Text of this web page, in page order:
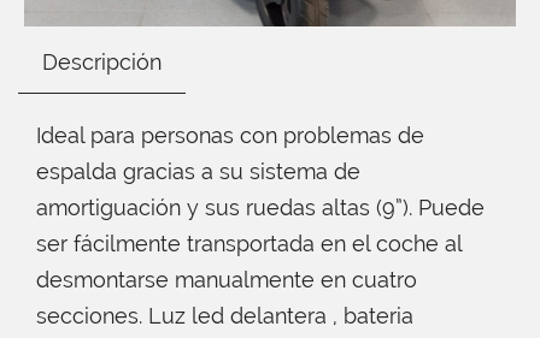
Descripción
Ideal para personas con problemas de
espalda gracias a su sistema de
amortiguación y sus ruedas altas (9”). Puede
ser fácilmente transportada en el coche al
desmontarse manualmente en cuatro
secciones. Luz led delantera , bateria